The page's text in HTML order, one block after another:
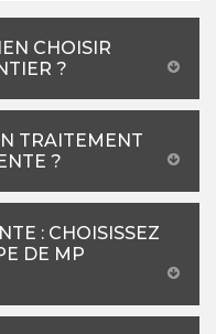
CHOISIR
?
TRAITEMENT
?
: CHOISISSEZ
DE MP